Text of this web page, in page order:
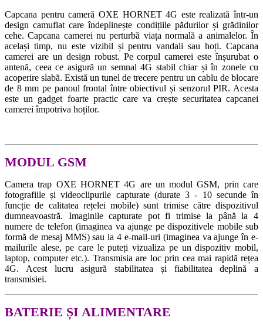
Capcana pentru cameră OXE HORNET 4G este realizată într-un
design camuflat care îndeplinește condițiile pădurilor și grădinilor
cehe. Capcana camerei nu perturbă viața normală a animalelor. În
același timp, nu este vizibil și pentru vandali sau hoți. Capcana
camerei are un design robust. Pe corpul camerei este înșurubat o
antenă, ceea ce asigură un semnal 4G stabil chiar și în zonele cu
acoperire slabă. Există un tunel de trecere pentru un cablu de blocare
de 8 mm pe panoul frontal între obiectivul și senzorul PIR. Acesta
este un gadget foarte practic care va crește securitatea capcanei
camerei împotriva hoților.
MODUL GSM
Camera trap OXE HORNET 4G are un modul GSM, prin care
fotografiile și videoclipurile capturate (durate 3 - 10 secunde în
funcție de calitatea rețelei mobile) sunt trimise către dispozitivul
dumneavoastră. Imaginile capturate pot fi trimise la până la 4
numere de telefon (imaginea va ajunge pe dispozitivele mobile sub
formă de mesaj MMS) sau la 4 e-mail-uri (imaginea va ajunge în e-
mailurile alese, pe care le puteți vizualiza pe un dispozitiv mobil,
laptop, computer etc.). Transmisia are loc prin cea mai rapidă rețea
4G. Acest lucru asigură stabilitatea și fiabilitatea deplină a
transmisiei.
BATERIE ȘI ALIMENTARE